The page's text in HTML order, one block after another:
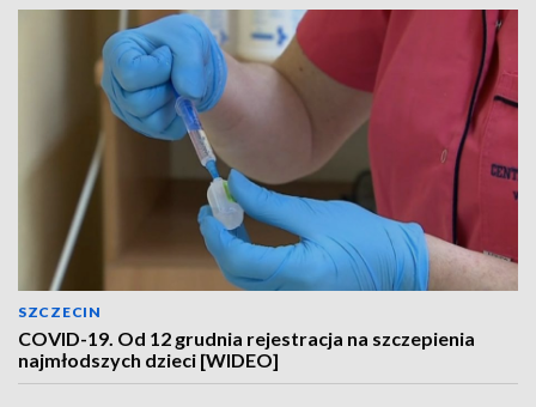
SZCZECIN
COVID-19. Od 12 grudnia rejestracja na szczepienia
najmłodszych dzieci [WIDEO]